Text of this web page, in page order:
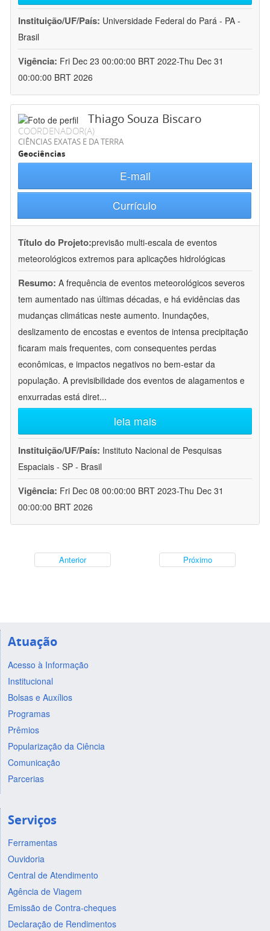
Instituição/UF/País: Universidade Federal do Pará - PA -
Brasil
Vigência: Fri Dec 23 00:00:00 BRT 2022-Thu Dec 31
00:00:00 BRT 2026
Thiago Souza Biscaro
COORDENADOR(A)
CIÊNCIAS EXATAS E DA TERRA
Geociências
E-mail
Currículo
Título do Projeto:previsão multi-escala de eventos
meteorológicos extremos para aplicações hidrológicas
Resumo: A frequência de eventos meteorológicos severos
tem aumentado nas últimas décadas, e há evidências das
mudanças climáticas neste aumento. Inundações,
deslizamento de encostas e eventos de intensa precipitação
ficaram mais frequentes, com consequentes perdas
econômicas, e impactos negativos no bem-estar da
população. A previsibilidade dos eventos de alagamentos e
enxurradas está diret...
leia mais
Instituição/UF/País: Instituto Nacional de Pesquisas
Espaciais - SP - Brasil
Vigência: Fri Dec 08 00:00:00 BRT 2023-Thu Dec 31
00:00:00 BRT 2026
Anterior Próximo
Atuação
Acesso à Informação
Institucional
Bolsas e Auxílios
Programas
Prêmios
Popularização da Ciência
Comunicação
Parcerias
Serviços
Ferramentas
Ouvidoria
Central de Atendimento
Agência de Viagem
Emissão de Contra-cheques
Declaração de Rendimentos